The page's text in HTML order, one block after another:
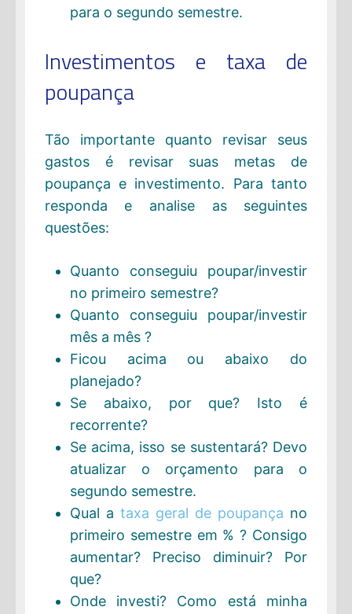
para o segundo semestre.
Investimentos e taxa de
poupança
Tão importante quanto revisar seus
gastos é revisar suas metas de
poupança e investimento. Para tanto
responda e analise as seguintes
questões:
Quanto conseguiu poupar/investir
no primeiro semestre?
Quanto conseguiu poupar/investir
mês a mês ?
Ficou acima ou abaixo do
planejado?
Se abaixo, por que? Isto é
recorrente?
Se acima, isso se sustentará? Devo
atualizar o orçamento para o
segundo semestre.
Qual a taxa geral de poupança no
primeiro semestre em % ? Consigo
aumentar? Preciso diminuir? Por
que?
Onde investi? Como está minha